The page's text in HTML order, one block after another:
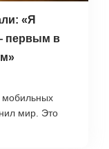
«Я
первым в
мобильных
мир. Это